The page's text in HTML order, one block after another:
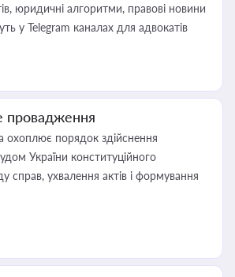
юридичні алгоритми, правові новини
у Telegram каналах для адвокатів
провадження
охоплює порядок здійснення
України конституційного
справ, ухвалення актів і формування